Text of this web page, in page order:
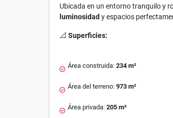
Ubicada en un entorno tranquilo y
luminosidad y espacios
📐 Superficies:
Área construida: 234 m²
Área del terreno: 973 m²
Área privada: 205 m²